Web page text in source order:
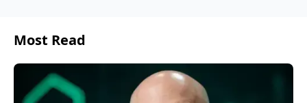
Most Read